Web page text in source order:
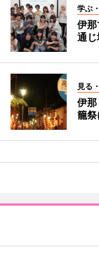
学ぶ
伊
通じ
見る
伊
籠